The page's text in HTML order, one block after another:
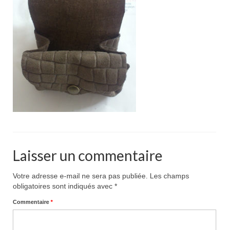
Pour acheter
Contact
Laisser un commentaire
Votre adresse e-mail ne sera pas publiée.
Les champs
obligatoires sont indiqués avec *
Commentaire *